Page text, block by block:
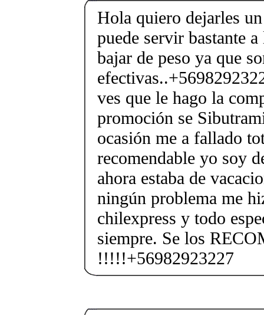
Hola quiero dejarles
puede servir bastante
bajar de peso ya que
ves que le hago la
promoción se
ocasión me a fallado
recomendable yo soy
ahora estaba de
ningún problema me
chilexpress y todo
siempre. Se los
!!!!!+56982923227